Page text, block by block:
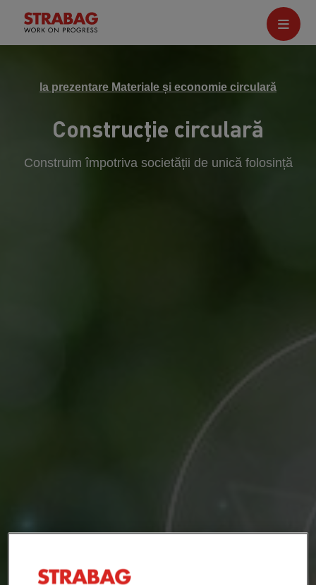
la prezentare Materiale și economie circulară
Construcție circulară
Construim împotriva societății de unică folosință